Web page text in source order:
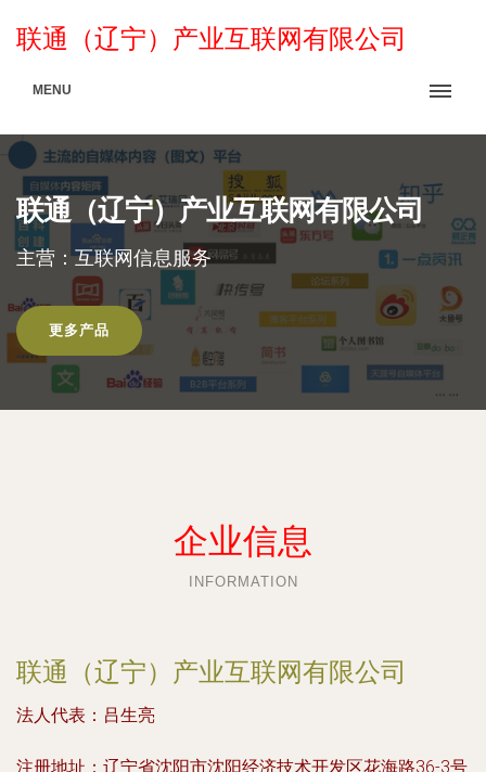
联通（辽宁）产业互联网有限公司
MENU
联通（辽宁）产业互联网有限公司
主营：互联网信息服务
更多产品
企业信息
INFORMATION
联通（辽宁）产业互联网有限公司
法人代表： 吕生亮
注册地址： 辽宁省沈阳市沈阳经济技术开发区花海路36-3号